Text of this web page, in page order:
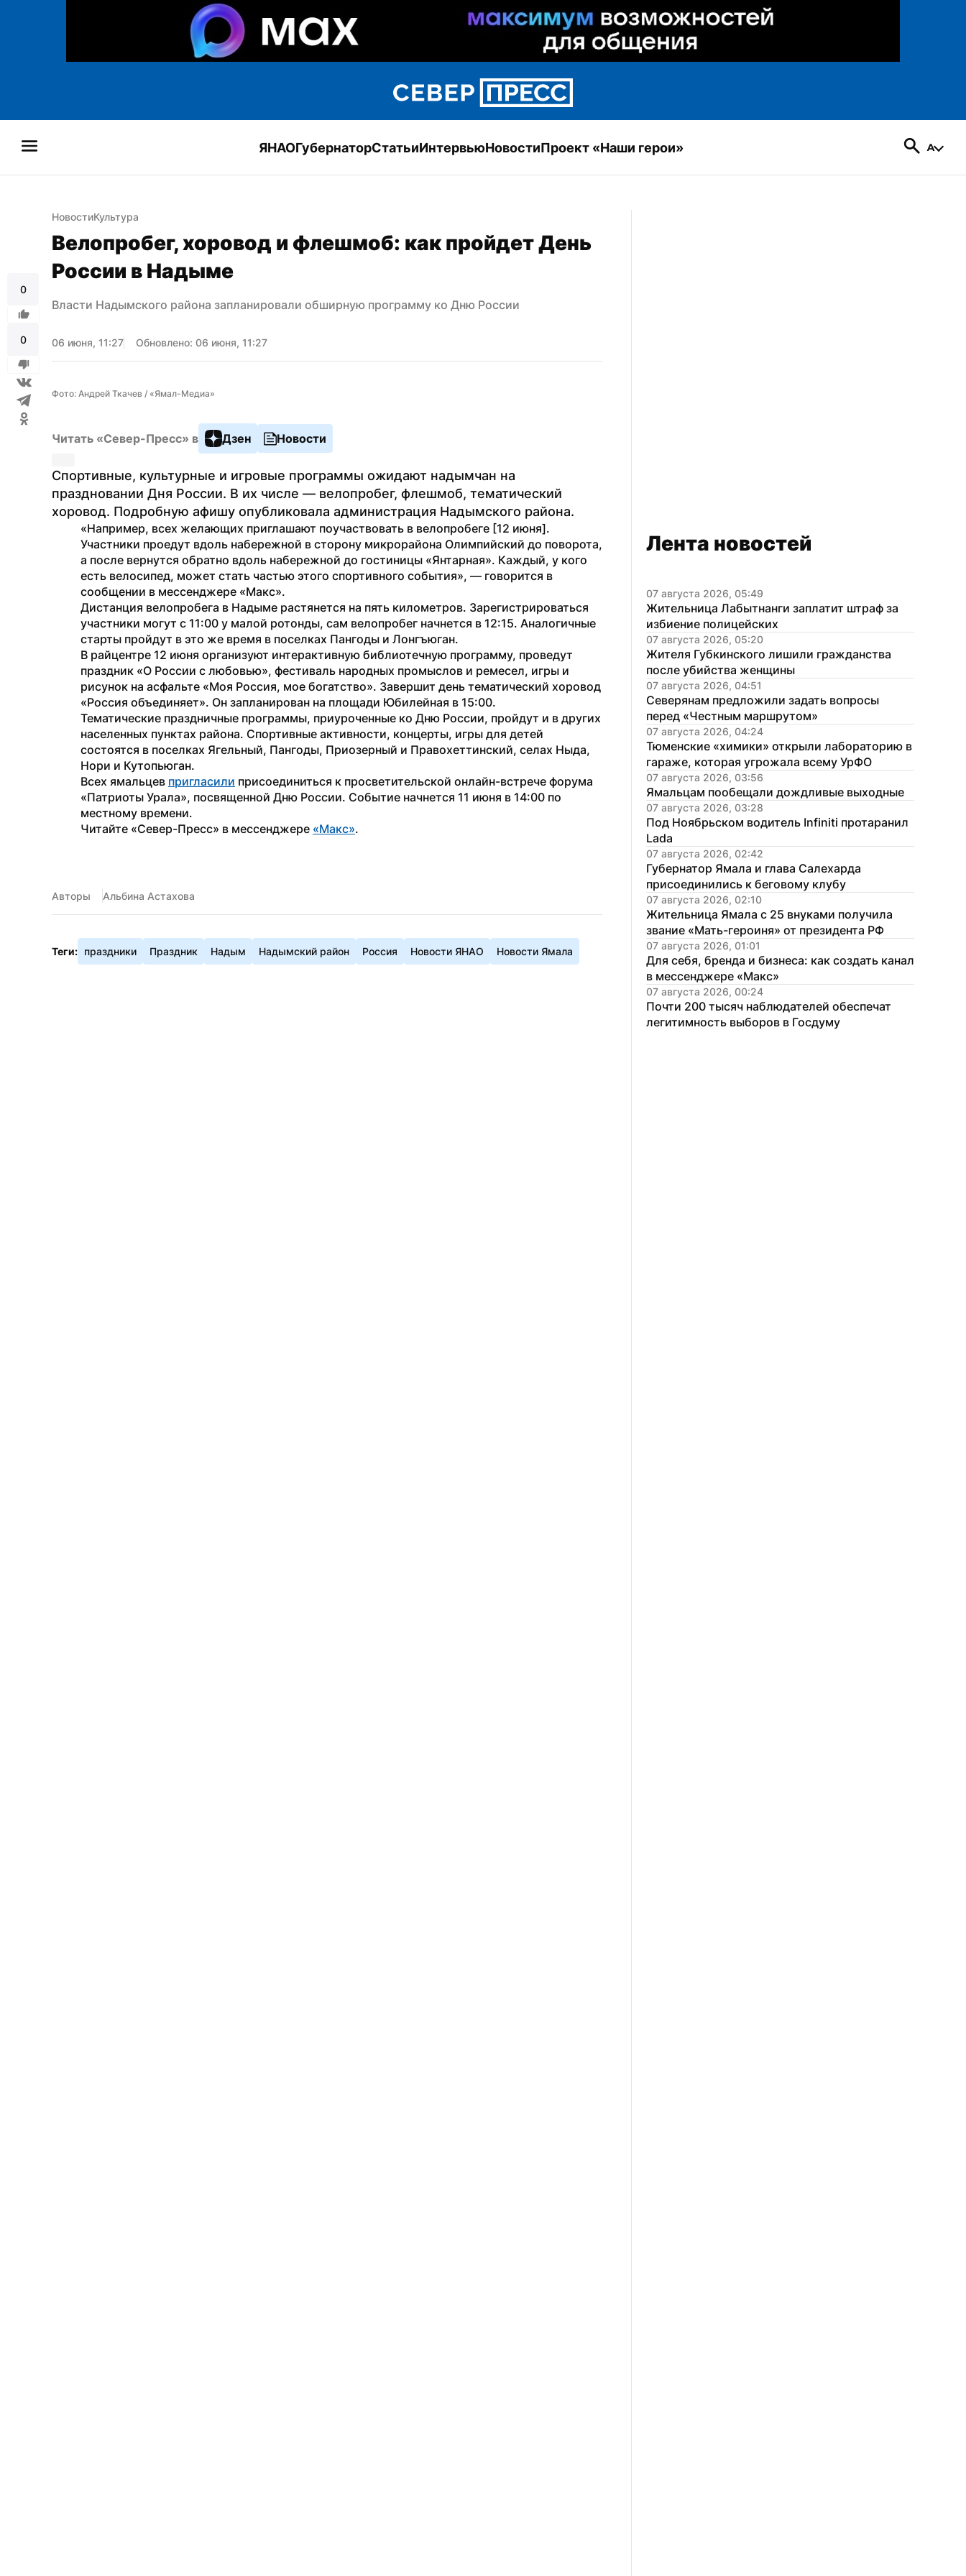
ЯНАОГубернаторСтатьиИнтервьюНовостиПроект «Наши герои»
0
0
НовостиКультура
Велопробег, хоровод и флешмоб: как пройдет День
России в Надыме
Власти Надымского района запланировали обширную программу ко Дню России
06 июня, 11:27 Обновлено: 06 июня, 11:27
Фото: Андрей Ткачев / «Ямал-Медиа»
Читать «Север-Пресс» в Дзен Новости
Спортивные, культурные и игровые программы ожидают надымчан на
праздновании Дня России. В их числе — велопробег, флешмоб, тематический
хоровод. Подробную афишу опубликовала администрация Надымского района.
«Например, всех желающих приглашают поучаствовать в велопробеге [12 июня].
Участники проедут вдоль набережной в сторону микрорайона Олимпийский до поворота,
а после вернутся обратно вдоль набережной до гостиницы «Янтарная». Каждый, у кого
есть велосипед, может стать частью этого спортивного события», — говорится в
сообщении в мессенджере «Макс».
Дистанция велопробега в Надыме растянется на пять километров. Зарегистрироваться
участники могут с 11:00 у малой ротонды, сам велопробег начнется в 12:15. Аналогичные
старты пройдут в это же время в поселках Пангоды и Лонгъюган.
В райцентре 12 июня организуют интерактивную библиотечную программу, проведут
праздник «О России с любовью», фестиваль народных промыслов и ремесел, игры и
рисунок на асфальте «Моя Россия, мое богатство». Завершит день тематический хоровод
«Россия объединяет». Он запланирован на площади Юбилейная в 15:00.
Тематические праздничные программы, приуроченные ко Дню России, пройдут и в других
населенных пунктах района. Спортивные активности, концерты, игры для детей
состоятся в поселках Ягельный, Пангоды, Приозерный и Правохеттинский, селах Ныда,
Нори и Кутопьюган.
Всех ямальцев пригласили присоединиться к просветительской онлайн-встрече форума
«Патриоты Урала», посвященной Дню России. Событие начнется 11 июня в 14:00 по
местному времени.
Читайте «Север-Пресс» в мессенджере «Макс».
Авторы Альбина Астахова
Теги: праздники Праздник Надым Надымский район Россия Новости ЯНАО Новости Ямала
Лента новостей
07 августа 2026, 05:49
Жительница Лабытнанги заплатит штраф за
избиение полицейских
07 августа 2026, 05:20
Жителя Губкинского лишили гражданства
после убийства женщины
07 августа 2026, 04:51
Северянам предложили задать вопросы
перед «Честным маршрутом»
07 августа 2026, 04:24
Тюменские «химики» открыли лабораторию в
гараже, которая угрожала всему УрФО
07 августа 2026, 03:56
Ямальцам пообещали дождливые выходные
07 августа 2026, 03:28
Под Ноябрьском водитель Infiniti протаранил
Lada
07 августа 2026, 02:42
Губернатор Ямала и глава Салехарда
присоединились к беговому клубу
07 августа 2026, 02:10
Жительница Ямала с 25 внуками получила
звание «Мать-героиня» от президента РФ
07 августа 2026, 01:01
Для себя, бренда и бизнеса: как создать канал
в мессенджере «Макс»
07 августа 2026, 00:24
Почти 200 тысяч наблюдателей обеспечат
легитимность выборов в Госдуму